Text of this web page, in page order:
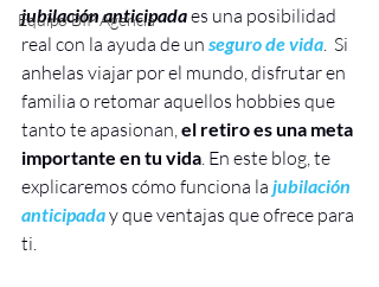
Equipo BIP Agencia
jubilación anticipada es una posibilidad
real con la ayuda de un seguro de vida.  Si
anhelas viajar por el mundo, disfrutar en
familia o retomar aquellos hobbies que
tanto te apasionan, el retiro es una meta
importante en tu vida. En este blog, te
explicaremos cómo funciona la jubilación
anticipada y que ventajas que ofrece para
ti.